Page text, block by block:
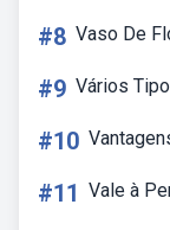
#8 Vaso De
#9 Vários
#10
#11 Vale à